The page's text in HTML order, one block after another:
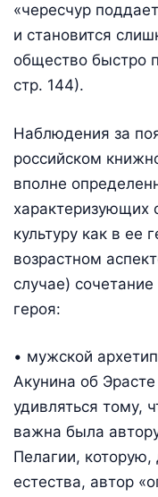
«чересчур
и становится
общество быстро
стр. 144).
Наблюдения за
российском
вполне
характеризующих
культуру как в ее
возрастном
случае)
героя:
• мужской
Акунина об
удивляться тому,
важна была
Пелагии, которую,
естества, автор